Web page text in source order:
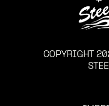
COPYRIGHT